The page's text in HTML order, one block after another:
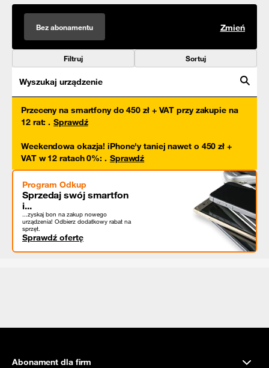
Bez abonamentu Zmień
Filtruj Sortuj
Wyszukaj urządzenie
Przeceny na smartfony do 450 zł + VAT przy zakupie na
12 rat: . Sprawdź
Weekendowa okazja! iPhone'y taniej nawet o 450 zł +
VAT w 12 ratach 0%: . Sprawdź
Program Odkup
Sprzedaj swój smartfon
i...
...zyskaj bon na zakup nowego
urządzenia! Odbierz dodatkowy rabat na
sprzęt.
Sprawdź ofertę
Abonament dla firm